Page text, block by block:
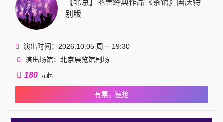
【北京】老舍经典作品《茶馆》国庆特
别版
演出时间：2026.10.05 周一 19:30
演出场馆：北京展览馆剧场
180 元起
有票，速抢